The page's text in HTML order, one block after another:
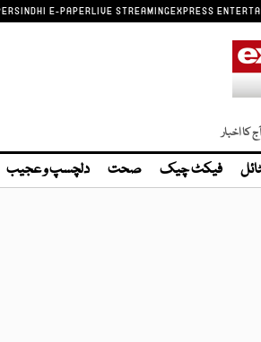
SINDHI E-PAPERLIVE STREAMINGEXPRESS
کا اخبار
فیکٹ چیک صحت دلچسپ و عجیب